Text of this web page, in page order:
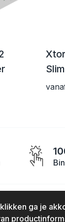
ga je